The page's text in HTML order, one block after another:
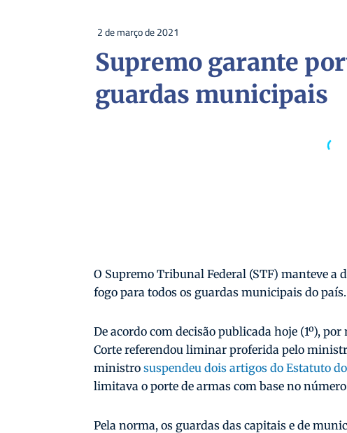
2 de março de 2021
Supremo garante
guardas municipais
O Supremo Tribunal Federal (STF) manteve a
fogo para todos os guardas municipais do país.
De acordo com decisão publicada hoje (1º),
Corte referendou liminar proferida pelo
ministro suspendeu dois artigos do Estatuto
limitava o porte de armas com base no
Pela norma, os guardas das capitais e de